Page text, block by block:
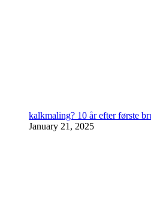
kalkmaling? 10 år efter første
January 21, 2025